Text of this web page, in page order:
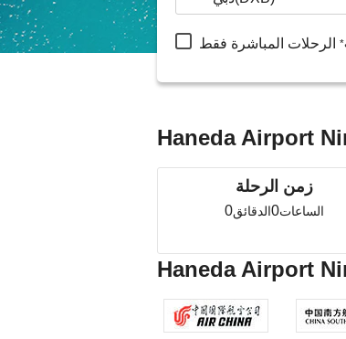
الرحلات المباشرة فقط
زمن الرحلة
0 الساعات0الدقائق